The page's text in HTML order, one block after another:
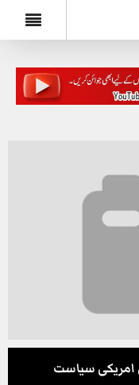
امریکی سیاست